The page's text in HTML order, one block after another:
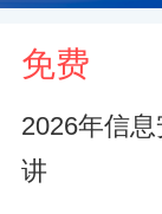
免费
2026年信
讲